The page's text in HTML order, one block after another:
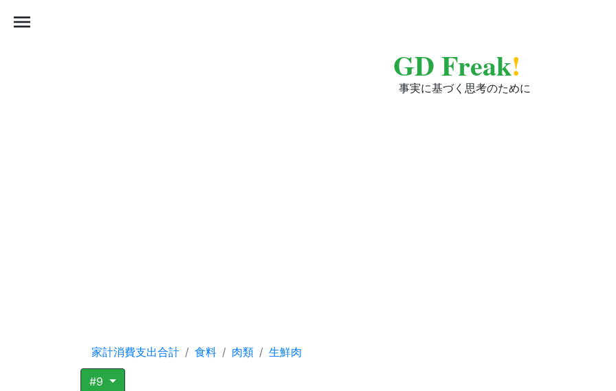
GD Freak!
事実に基づく思考のために
menu
家計消費支出合計 食料 肉類 生鮮肉
#9